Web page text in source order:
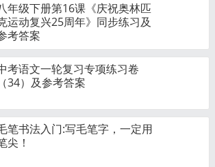
年级下册第16课《庆祝奥林匹
运动复兴25周年》同步练习及
考答案
考语文一轮复习专项练习卷
（34）及参考答案
笔书法入门:写毛笔字，一定用
尖！